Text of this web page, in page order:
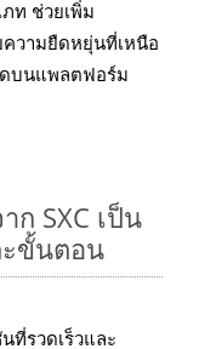
ท ช่วยเพิ่ม
วามยืดหยุ่นที่เหนือ
ดบนแพลตฟอร์ม
ก SXC เป็น
ขั้นตอน
ที่รวดเร็วและ